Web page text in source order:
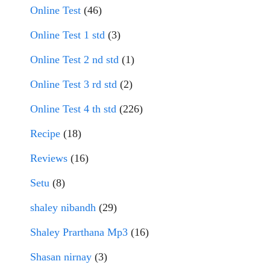
Online Test (46)
Online Test 1 std (3)
Online Test 2 nd std (1)
Online Test 3 rd std (2)
Online Test 4 th std (226)
Recipe (18)
Reviews (16)
Setu (8)
shaley nibandh (29)
Shaley Prarthana Mp3 (16)
Shasan nirnay (3)